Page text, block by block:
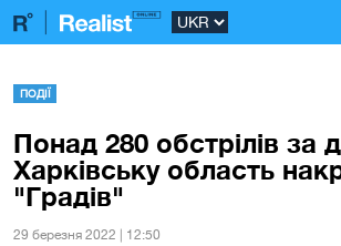
ПОДІЇ
Понад 280 обстрілів за
Харківську область
"Градів"
29 березня 2022 | 12:50